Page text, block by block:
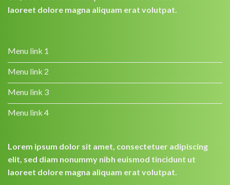
laoreet dolore magna aliquam erat volutpat.
Menu link 1
Menu link 2
Menu link 3
Menu link 4
Lorem ipsum dolor sit amet, consectetuer adipiscing
elit, sed diam nonummy nibh euismod tincidunt ut
laoreet dolore magna aliquam erat volutpat.